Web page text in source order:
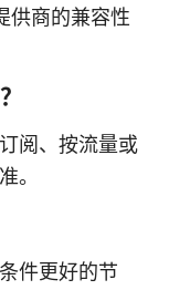
供商的兼容性
阅、按流量或
。
件更好的节